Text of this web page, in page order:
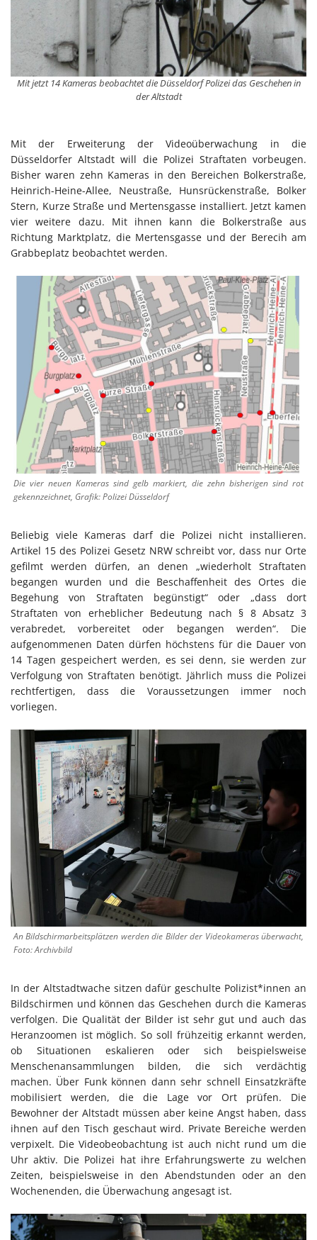
Mit jetzt 14 Kameras beobachtet die Düsseldorf Polizei das Geschehen in
der Altstadt
Mit der Erweiterung der Videoüberwachung in die
Düsseldorfer Altstadt will die Polizei Straftaten vorbeugen.
Bisher waren zehn Kameras in den Bereichen Bolkerstraße,
Heinrich-Heine-Allee, Neustraße, Hunsrückenstraße, Bolker
Stern, Kurze Straße und Mertensgasse installiert. Jetzt kamen
vier weitere dazu. Mit ihnen kann die Bolkerstraße aus
Richtung Marktplatz, die Mertensgasse und der Berecih am
Grabbeplatz beobachtet werden.
Die vier neuen Kameras sind gelb markiert, die zehn bisherigen sind rot
gekennzeichnet, Grafik: Polizei Düsseldorf
Beliebig viele Kameras darf die Polizei nicht installieren.
Artikel 15 des Polizei Gesetz NRW schreibt vor, dass nur Orte
gefilmt werden dürfen, an denen „wiederholt Straftaten
begangen wurden und die Beschaffenheit des Ortes die
Begehung von Straftaten begünstigt“ oder „dass dort
Straftaten von erheblicher Bedeutung nach § 8 Absatz 3
verabredet, vorbereitet oder begangen werden“. Die
aufgenommenen Daten dürfen höchstens für die Dauer von
14 Tagen gespeichert werden, es sei denn, sie werden zur
Verfolgung von Straftaten benötigt. Jährlich muss die Polizei
rechtfertigen, dass die Voraussetzungen immer noch
vorliegen.
An Bildschirmarbeitsplätzen werden die Bilder der Videokameras überwacht,
Foto: Archivbild
In der Altstadtwache sitzen dafür geschulte Polizist*innen an
Bildschirmen und können das Geschehen durch die Kameras
verfolgen. Die Qualität der Bilder ist sehr gut und auch das
Heranzoomen ist möglich. So soll frühzeitig erkannt werden,
ob Situationen eskalieren oder sich beispielsweise
Menschenansammlungen bilden, die sich verdächtig
machen. Über Funk können dann sehr schnell Einsatzkräfte
mobilisiert werden, die die Lage vor Ort prüfen. Die
Bewohner der Altstadt müssen aber keine Angst haben, dass
ihnen auf den Tisch geschaut wird. Private Bereiche werden
verpixelt. Die Videobeobachtung ist auch nicht rund um die
Uhr aktiv. Die Polizei hat ihre Erfahrungswerte zu welchen
Zeiten, beispielsweise in den Abendstunden oder an den
Wochenenden, die Überwachung angesagt ist.